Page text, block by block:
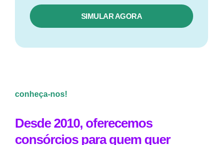
SIMULAR AGORA
conheça-nos!
Desde 2010, oferecemos
consórcios para quem quer